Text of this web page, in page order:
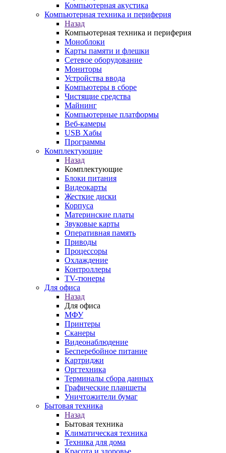
Компьютерная акустика
Компьютерная техника и периферия
Назад
Компьютерная техника и периферия
Моноблоки
Карты памяти и флешки
Сетевое оборудование
Мониторы
Устройства ввода
Компьютеры в сборе
Чистящие средства
Майнинг
Компьютерные платформы
Веб-камеры
USB Хабы
Программы
Комплектующие
Назад
Комплектующие
Блоки питания
Видеокарты
Жесткие диски
Корпуса
Материнские платы
Звуковые карты
Оперативная память
Приводы
Процессоры
Охлаждение
Контроллеры
TV-тюнеры
Для офиса
Назад
Для офиса
МФУ
Принтеры
Сканеры
Видеонаблюдение
Бесперебойное питание
Картриджи
Оргтехника
Терминалы сбора данных
Графические планшеты
Уничтожители бумаг
Бытовая техника
Назад
Бытовая техника
Климатическая техника
Техника для дома
Красота и здоровье